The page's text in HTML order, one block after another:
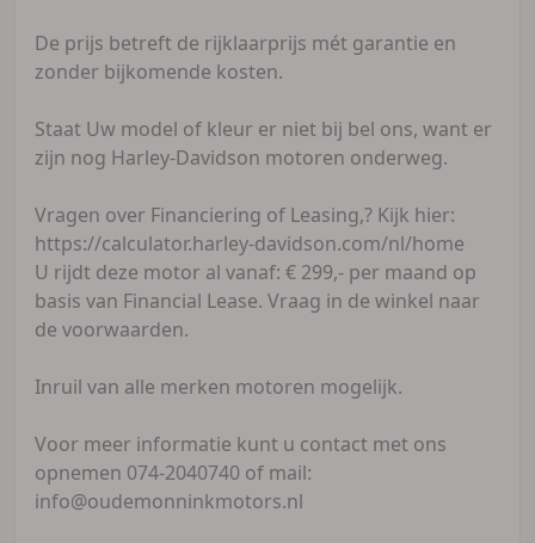
De prijs betreft de rijklaarprijs mét garantie en
zonder bijkomende kosten.
Staat Uw model of kleur er niet bij bel ons, want er
zijn nog Harley-Davidson motoren onderweg.
Vragen over Financiering of Leasing,? Kijk hier:
https://calculator.harley-davidson.com/nl/home
U rijdt deze motor al vanaf: € 299,- per maand op
basis van Financial Lease. Vraag in de winkel naar
de voorwaarden.
Inruil van alle merken motoren mogelijk.
Voor meer informatie kunt u contact met ons
opnemen 074-2040740 of mail:
info@oudemonninkmotors.nl